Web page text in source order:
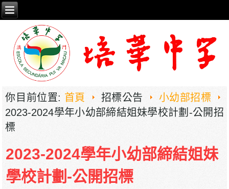
你目前位置: 首頁 招標公告
小幼部招標
2023-2024學年小幼部締結姐妹學校計劃-公開招
標
2023-2024學年小幼部締結姐妹
學校計劃-公開招標